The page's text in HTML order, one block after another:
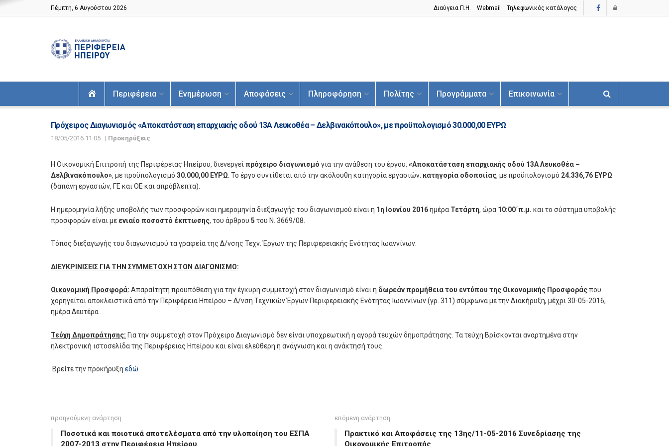
Πέμπτη, 6 Αυγούστου 2026 Διαύγεια Π.H. Webmail Τηλεφωνικός κατάλογος
ΑρχικήΠεριφέρεια Ενημέρωση Αποφάσεις Πληροφόρηση Πολίτης Προγράμματα Επικοινωνία
Πρόχειρος Διαγωνισμός «Αποκατάσταση επαρχιακής οδού 13Α Λευκοθέα – Δελβινακόπουλο», με προϋπολογισμό 30.000,00 ΕΥΡΩ
18/05/2016 11:05 | Προκηρύξεις
Η Οικονομική Επιτροπή της Περιφέρειας Ηπείρου, διενεργείπρόχειρο διαγωνισμό για την ανάθεση του έργου: «Αποκατάσταση επαρχιακής οδού 13Α Λευκοθέα –
Δελβινακόπουλο», με προϋπολογισμό 30.000,00 ΕΥΡΩ. Το έργο συντίθεται από την ακόλουθη κατηγορία εργασιών: κατηγορία οδοποιίας, με προϋπολογισμό 24.336,76 ΕΥΡΩ
(δαπάνη εργασιών, ΓΕ και ΟΕ και απρόβλεπτα).
Η ημερομηνία λήξης υποβολής των προσφορών και ημερομηνία διεξαγωγής του διαγωνισμού είναι η 1η Ιουνίου 2016ημέρα Τετάρτη, ώρα 10:00΄π.μ. και το σύστημα υποβολής
προσφορών είναι με ενιαίο ποσοστό έκπτωσης, του άρθρου 5 του Ν. 3669/08.
Τόπος διεξαγωγής του διαγωνισμού τα γραφεία της Δ/νσης Τεχν. Έργων της Περιφερειακής Ενότητας Ιωαννίνων.
ΔΙΕΥΚΡΙΝΙΣΕΙΣ ΓΙΑ ΤΗΝ ΣΥΜΜΕΤΟΧΗ ΣΤΟΝ ΔΙΑΓΩΝΙΣΜΟ:
Οικονομική Προσφορά: Απαραίτητη προϋπόθεση για την έγκυρη συμμετοχή στον διαγωνισμό είναι η δωρεάν προμήθεια του εντύπου της Οικονομικής Προσφοράςπου
χορηγείται αποκλειστικά από την Περιφέρεια Ηπείρου – Δ/νση Τεχνικών Έργων Περιφερειακής Ενότητας Ιωαννίνων (γρ. 311) σύμφωνα με την Διακήρυξη, μέχρι 30-05-2016,
ημέρα Δευτέρα .
Τεύχη Δημοπράτησης: Για την συμμετοχή στον Πρόχειρο Διαγωνισμό δεν είναι υποχρεωτική η αγορά τευχών δημοπράτησης. Τα τεύχη Βρίσκονται αναρτημένα στην
ηλεκτρονική ιστοσελίδα της Περιφέρειας Ηπείρου και είναι ελεύθερη η ανάγνωση και η ανάκτησή τους.
Βρείτε την προκήρυξη εδώ.
προηγούμενη ανάρτηση
Ποσοτικά και ποιοτικά αποτελέσματα από την υλοποίηση του ΕΣΠΑ
2007-2013 στην Περιφέρεια Ηπείρου
επόμενη ανάρτηση
Πρακτικό και Αποφάσεις της 13ης/11-05-2016 Συνεδρίασης της
Οικονομικής Επιτροπής